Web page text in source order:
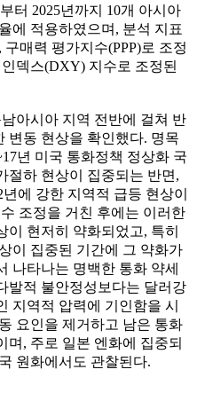
터 2025년까지 10개 아시아
에 적용하였으며, 분석 지표
매력 평가지수(PPP)로 조정
덱스(DXY) 지수로 조정된
아시아 지역 전반에 걸쳐 반
변동 현상을 확인했다. 명목
년 미국 통화정책 정상화 국
절하 현상이 집중되는 반면,
에 강한 지역적 급등 현상이
조정을 거친 후에는 이러한
이 현저히 약화되었고, 특히
이 집중된 기간에 그 약화가
나타나는 명백한 통화 약세
발적 불안정성보다는 달러강
지역적 압력에 기인함을 시
요인을 제거하고 남은 통화
며, 주로 일본 엔화에 집중되
원화에서도 관찰된다.